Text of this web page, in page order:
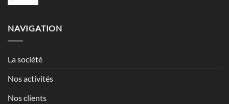
NAVIGATION
La société
Nos activités
Nos clients